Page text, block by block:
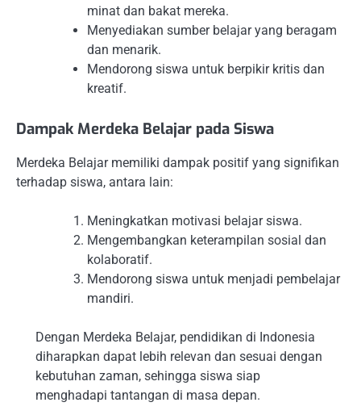
minat dan bakat mereka.
Menyediakan sumber belajar yang beragam
dan menarik.
Mendorong siswa untuk berpikir kritis dan
kreatif.
Dampak Merdeka Belajar pada Siswa
Merdeka Belajar memiliki dampak positif yang signifikan
terhadap siswa, antara lain:
Meningkatkan motivasi belajar siswa.
Mengembangkan keterampilan sosial dan
kolaboratif.
Mendorong siswa untuk menjadi pembelajar
mandiri.
Dengan Merdeka Belajar, pendidikan di Indonesia
diharapkan dapat lebih relevan dan sesuai dengan
kebutuhan zaman, sehingga siswa siap
menghadapi tantangan di masa depan.